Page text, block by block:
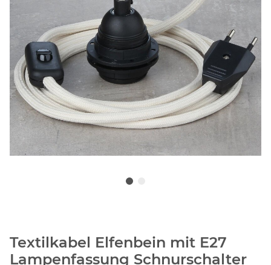
Textilkabel Elfenbein mit E27
Lampenfassung Schnurschalter